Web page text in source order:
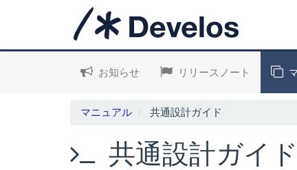
お知らせ リリースノート
マニュアル 共通設計ガイド
共通設計ガイド